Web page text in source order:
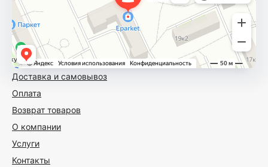
Доставка и самовывоз
Оплата
Возврат товаров
О компании
Услуги
Контакты